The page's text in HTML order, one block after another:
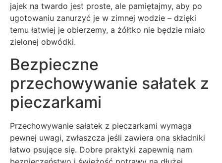
jajek na twardo jest proste, ale pamiętajmy, aby po
ugotowaniu zanurzyć je w zimnej wodzie – dzięki
temu łatwiej je obierzemy, a żółtko nie będzie miało
zielonej obwódki.
Bezpieczne
przechowywanie sałatek z
pieczarkami
Przechowywanie sałatek z pieczarkami wymaga
pewnej uwagi, zwłaszcza jeśli zawiera ona składniki
łatwo psujące się. Dobre praktyki zapewnią nam